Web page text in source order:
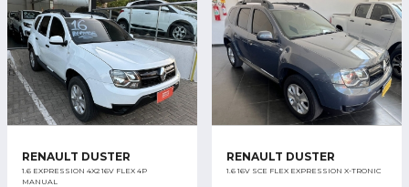
RENAULT DUSTER
1.6 EXPRESSION 4X2 16V FLEX 4P
MANUAL
RENAULT DUSTER
1.6 16V SCE FLEX EXPRESSION X-TRONIC